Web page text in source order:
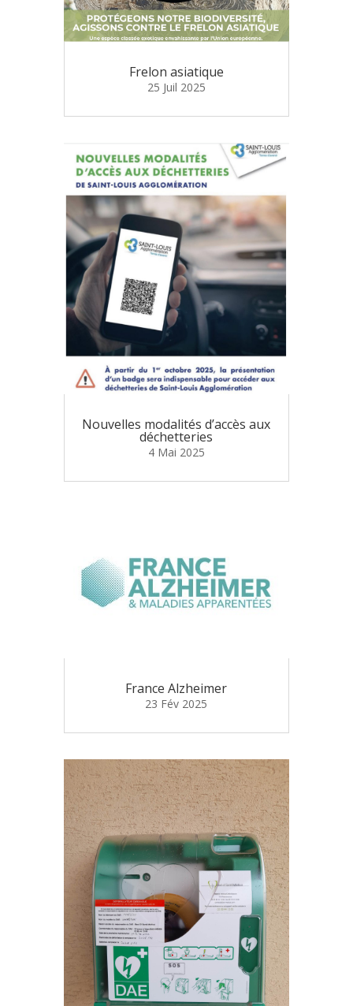
Frelon asiatique
25 Juil 2025
Nouvelles modalités d’accès aux
déchetteries
4 Mai 2025
France Alzheimer
23 Fév 2025